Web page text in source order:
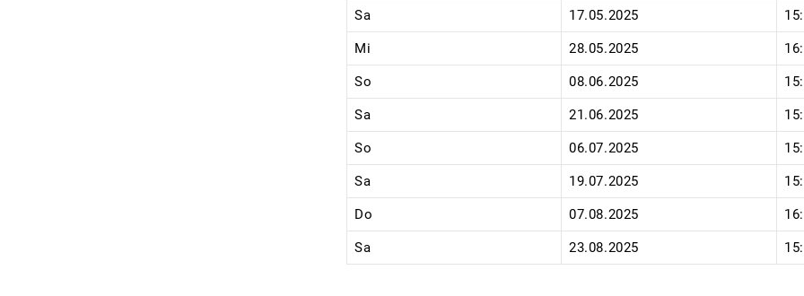
Sa 17.05.2025
Mi 28.05.2025
So 08.06.2025
Sa 21.06.2025
So 06.07.2025
Sa 19.07.2025
Do 07.08.2025
Sa 23.08.2025